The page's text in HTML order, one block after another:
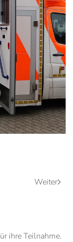
Weiter
ihre Teilnahme.